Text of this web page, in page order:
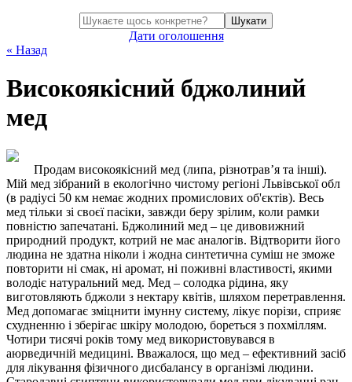
Шукати
Дати оголошення
« Назад
Високоякісний бджолиний
мед
Продам високоякісний мед (липа, різнотрав’я та інші).
Мій мед зібраний в екологічно чистому регіоні Львівської обл
(в радіусі 50 км немає жодних промислових об'єктів). Весь
мед тільки зі своєї пасіки, завжди беру зрілим, коли рамки
повністю запечатані. Бджолиний мед – це дивовижний
природний продукт, котрий не має аналогів. Відтворити його
людина не здатна ніколи і жодна синтетична суміш не зможе
повторити ні смак, ні аромат, ні поживні властивості, якими
володіє натуральний мед. Мед – солодка рідина, яку
виготовляють бджоли з нектару квітів, шляхом перетравлення.
Мед допомагає зміцнити імунну систему, лікує порізи, сприяє
схудненню і зберігає шкіру молодою, бореться з похміллям.
Чотири тисячі років тому мед використовувався в
аюрведичній медицині. Вважалося, що мед – ефективний засіб
для лікування фізичного дисбалансу в організмі людини.